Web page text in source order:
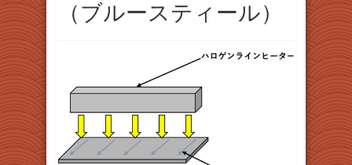
（ブルースティール）